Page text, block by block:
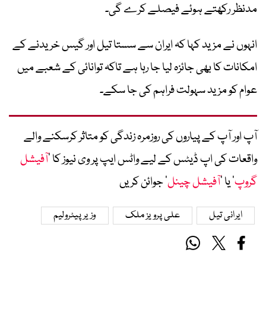
مدنظر رکھتے ہوئے فیصلے کرے گی۔
انہوں نے مزید کہا کہ ایران سے سستا تیل اور گیس خریدنے کے
امکانات کا بھی جائزہ لیا جا رہا ہے تاکہ توانائی کے شعبے میں
عوام کو مزید سہولت فراہم کی جا سکے۔
آپ اور آپ کے پیاروں کی روزمرہ زندگی کو متاثر کرسکنے والے
واقعات کی اپ ڈیٹس کے لیے واٹس ایپ پر وی نیوز کا ’آفیشل
گروپ‘ یا ’آفیشل چینل‘ جوائن کریں
ایرانی تیل علی پرویز ملک وزیر پیٹرولیم